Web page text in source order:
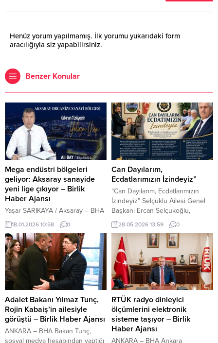
Henüz yorum yapılmamış. İlk yorumu yukarıdaki form
aracılığıyla siz yapabilirsiniz.
Benzer Konular
Mega endüstri bölgeleri
geliyor: Aksaray sanayide
yeni lige çıkıyor – Birlik
Haber Ajansı
Yaşar SARIKAYA / Aksaray – BHA
Aksaray, Sanayi Alanları Master
Planı ile 2026’ya güçlü giriyor.
Mega Endüstri Bölgeleri, yeni
yatırım alanları ve istihdam
Aksaray’ı sanayide öne çıkarıyor.
Aksaray’a sanayi alanları master
planı müjdesi Sanayi ve Teknoloji
Bakanlığı’nın hayata geçirdiği
Sanayi Alanları Master Planı,
Aksaray’ı kapsayan yeni yatırım
alanlarıyla şehrin sanayi...
18.01.2026 10:58 0
Can Dayılarım,
Ecdatlarımızın İzindeyiz”
“Can Dayılarım, Ecdatlarımızın
İzindeyiz” Selçuklu Ailesi Genel
Başkanı Ercan Selçukoğlu,
Kurban Bayramı dolayısıyla
yayımladığı anlamlı mesajında,
başta büyük ve kadim Hesenan
Aşireti olmak üzere tüm İslam
âleminin bayramını kutladı.
Selçukoğlu mesajında şu
ifadelere yer verdi: “Can
dayılarım, kıymetli büyüklerim ve
aziz kardeşlerim; mübarek Kurban
Bayramı’nızı en içten dileklerimle
kutluyorum.YAZI ARASI...
28.05.2026 13:59 0
Adalet Bakanı Yılmaz Tunç,
Rojin Kabaiş’in ailesiyle
görüştü – Birlik Haber Ajansı
ANKARA – BHA Bakan Tunç,
sosyal medya hesabından yaptığı
RTÜK radyo dinleyici
ölçümlerini elektronik
sisteme taşıyor – Birlik
Haber Ajansı
ANKARA – BHA Ankara